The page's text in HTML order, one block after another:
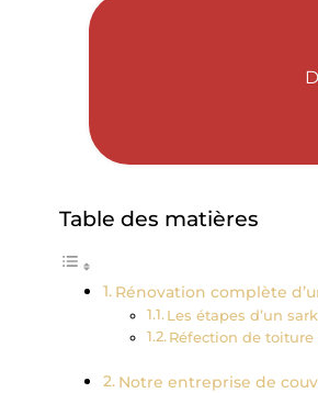
Table des matières
Rénovation complète
Les étapes d’un
Réfection de toiture
Notre entreprise de